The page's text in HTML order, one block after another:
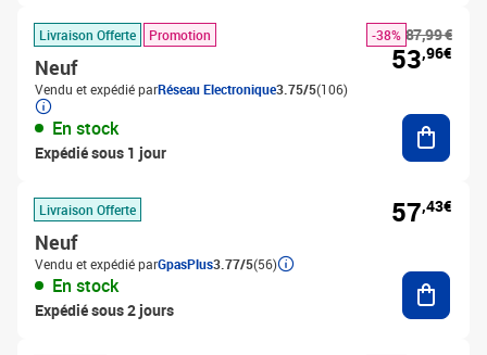
Livraison Offerte Promotion
Neuf
Vendu et expédié parRéseau Electronique3.75/5(106)
En stock
Expédié sous 1 jour
87,99 €
-38%
53,96€
Livraison Offerte
Neuf
Vendu et expédié parGpasPlus3.77/5(56)
En stock
Expédié sous 2 jours
57,43€